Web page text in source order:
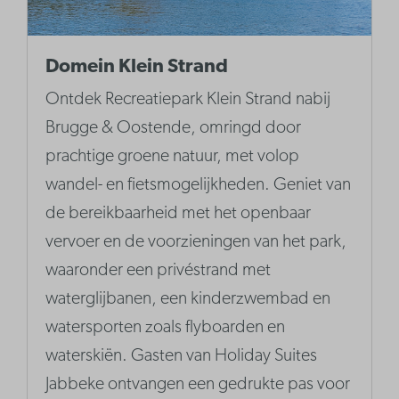
Domein Klein Strand
Ontdek Recreatiepark Klein Strand nabij
Brugge & Oostende, omringd door
prachtige groene natuur, met volop
wandel- en fietsmogelijkheden. Geniet van
de bereikbaarheid met het openbaar
vervoer en de voorzieningen van het park,
waaronder een privéstrand met
waterglijbanen, een kinderzwembad en
watersporten zoals flyboarden en
waterskiën. Gasten van Holiday Suites
Jabbeke ontvangen een gedrukte pas voor